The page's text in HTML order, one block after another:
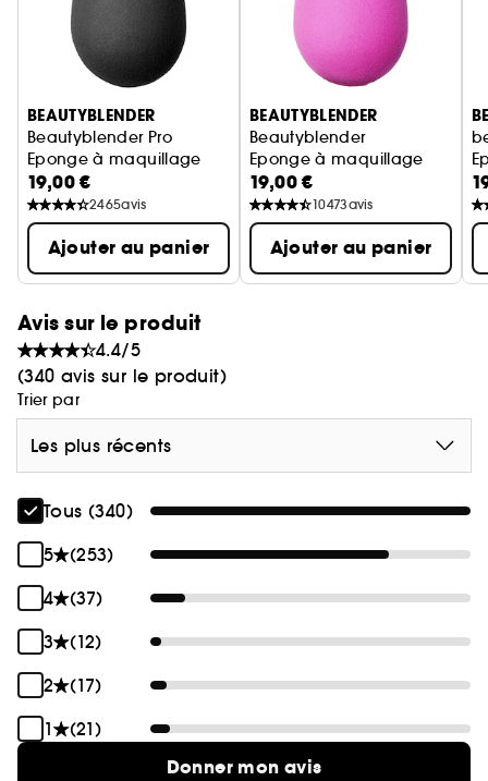
Ignorer le carrousel produits
BEAUTYBLENDER
Beautyblender Pro
Eponge à maquillage
19,00 €
2465avis
Ajouter au panier
BEAUTYBLENDER
Beautyblender
Eponge à maquillage
19,00 €
10473avis
Ajouter au panier
Avis sur le produit
4.4/5
(340 avis sur le produit)
Trier par
Les plus récents
Tous (340)
5
(253)
4
(37)
3
(12)
2
(17)
1
(21)
Donner mon avis